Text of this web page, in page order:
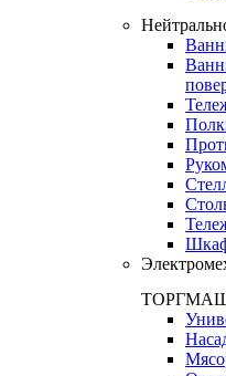
ТОРГМАШ